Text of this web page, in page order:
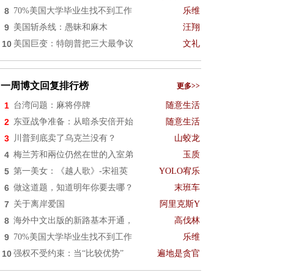
8 70%美国大学毕业生找不到工作 乐维
9 美国斩杀线：愚昧和麻木 汪翔
10 美国巨变：特朗普把三大最争议 文礼
一周博文回复排行榜 更多>>
1 台湾问题：麻将停牌 随意生活
2 东亚战争准备：从暗杀安倍开始 随意生活
3 川普到底卖了乌克兰没有？ 山蛟龙
4 梅兰芳和兩位仍然在世的入室弟 玉质
5 第一美女：《越人歌》-宋祖英 YOLO宥乐
6 做这道题，知道明年你要去哪？ 末班车
7 关于离岸爱国 阿里克斯Y
8 海外中文出版的新路基本开通， 高伐林
9 70%美国大学毕业生找不到工作 乐维
10 强权不受约束：当“比较优势” 遍地是贪官